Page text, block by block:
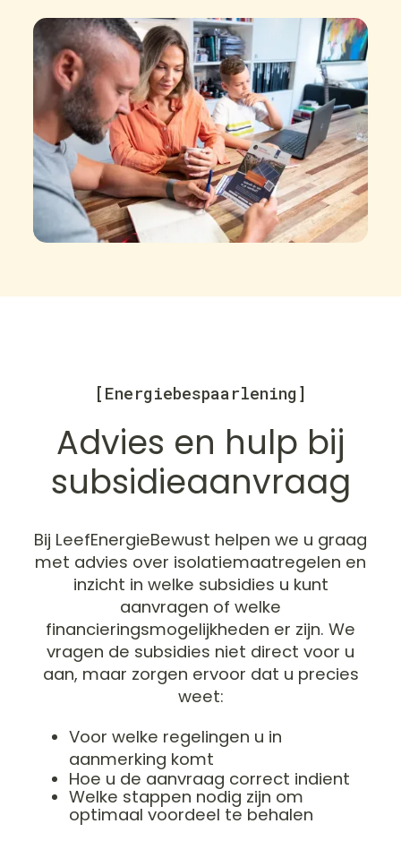
[Energiebespaarlening]
Advies en hulp bij
subsidieaanvraag
Bij LeefEnergieBewust helpen we u graag
met advies over isolatiemaatregelen en
inzicht in welke subsidies u kunt
aanvragen of welke
financieringsmogelijkheden er zijn. We
vragen de subsidies niet direct voor u
aan, maar zorgen ervoor dat u precies
weet:
Voor welke regelingen u in
aanmerking komt
Hoe u de aanvraag correct indient
Welke stappen nodig zijn om
optimaal voordeel te behalen